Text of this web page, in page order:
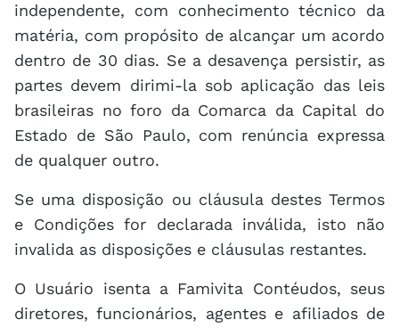
independente, com conhecimento técnico da
matéria, com propósito de alcançar um acordo
dentro de 30 dias. Se a desavença persistir, as
partes devem dirimi-la sob aplicação das leis
brasileiras no foro da Comarca da Capital do
Estado de São Paulo, com renúncia expressa
de qualquer outro.
Se uma disposição ou cláusula destes Termos
e Condições for declarada inválida, isto não
invalida as disposições e cláusulas restantes.
O Usuário isenta a Famivita Contéudos, seus
diretores, funcionários, agentes e afiliados de